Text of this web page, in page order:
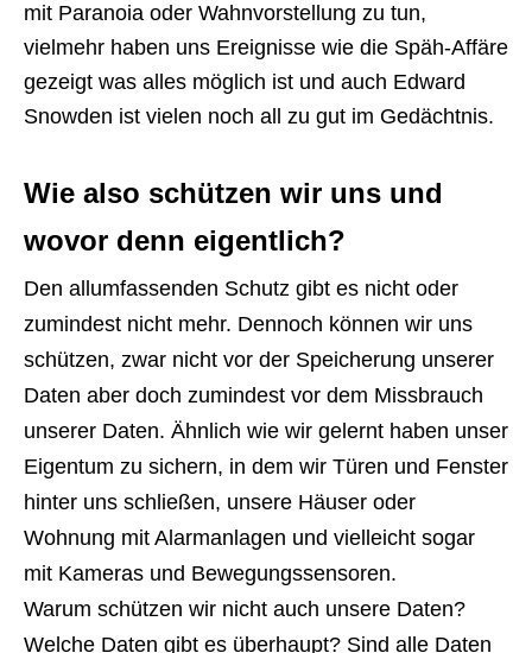
mit Paranoia oder Wahnvorstellung zu tun,
vielmehr haben uns Ereignisse wie die Späh-Affäre
gezeigt was alles möglich ist und auch Edward
Snowden ist vielen noch all zu gut im Gedächtnis.
Wie also schützen wir uns und
wovor denn eigentlich?
Den allumfassenden Schutz gibt es nicht oder
zumindest nicht mehr. Dennoch können wir uns
schützen, zwar nicht vor der Speicherung unserer
Daten aber doch zumindest vor dem Missbrauch
unserer Daten. Ähnlich wie wir gelernt haben unser
Eigentum zu sichern, in dem wir Türen und Fenster
hinter uns schließen, unsere Häuser oder
Wohnung mit Alarmanlagen und vielleicht sogar
mit Kameras und Bewegungssensoren.
Warum schützen wir nicht auch unsere Daten?
Welche Daten gibt es überhaupt? Sind alle Daten